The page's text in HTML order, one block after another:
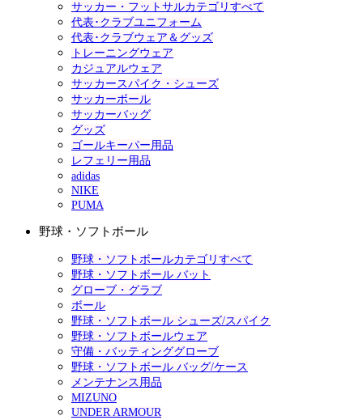
サッカー・フットサルカテゴリすべて
代表･クラブユニフォーム
代表･クラブウェア＆グッズ
トレーニングウェア
カジュアルウェア
サッカースパイク・シューズ
サッカーボール
サッカーバッグ
グッズ
ゴールキーパー用品
レフェリー用品
adidas
NIKE
PUMA
野球・ソフトボール
野球・ソフトボールカテゴリすべて
野球・ソフトボール バット
グローブ・グラブ
ボール
野球・ソフトボール シューズ/スパイク
野球・ソフトボールウェア
守備・バッティンググローブ
野球・ソフトボール バッグ/ケース
メンテナンス用品
MIZUNO
UNDER ARMOUR